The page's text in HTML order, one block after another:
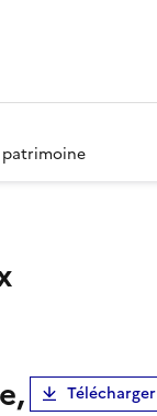
patrimoine
Télécharger